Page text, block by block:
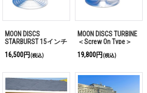
MOON DISCS
STARBURST 15インチ
16,500円 (税込)
MOON DISCS TURBINE
＜Screw On Type＞
19,800円 (税込)